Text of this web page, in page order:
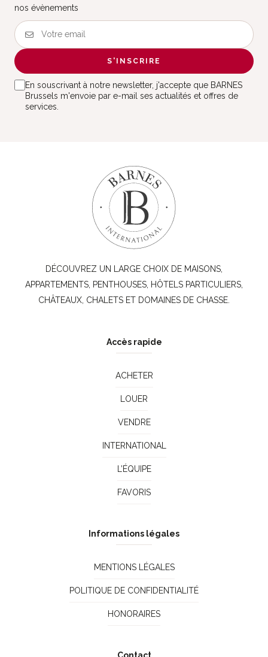
nos évènements
S'INSCRIRE
En souscrivant à notre newsletter, j'accepte que BARNES
Brussels m'envoie par e-mail ses actualités et offres de
services.
DÉCOUVREZ UN LARGE CHOIX DE MAISONS,
APPARTEMENTS, PENTHOUSES, HÔTELS PARTICULIERS,
CHÂTEAUX, CHALETS ET DOMAINES DE CHASSE.
Accès rapide
ACHETER
LOUER
VENDRE
INTERNATIONAL
L’ÉQUIPE
FAVORIS
Informations légales
MENTIONS LÉGALES
POLITIQUE DE CONFIDENTIALITÉ
HONORAIRES